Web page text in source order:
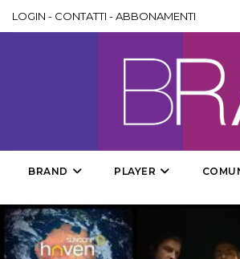
LOGIN - CONTATTI -ABBONAMENTI
BRAND PLAYER